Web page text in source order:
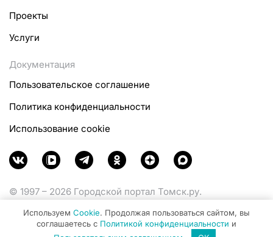
Проекты
Услуги
Документация
Пользовательское соглашение
Политика конфиденциальности
Использование cookie
© 1997 – 2026 Городской портал Томск.ру.
Министерства цифрового развития, связи и массовых
коммуникаций Российской Федерации.
Используем Cookie. Продолжая пользоваться сайтом, вы
соглашаетесь с Политикой конфиденциальности и